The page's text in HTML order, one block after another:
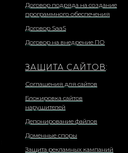
Договор подряда на создание
программного обеспечения
Договор SaaS
Договор на внедрение ПО
ЗАЩИТА САЙТОВ:
Соглашения для сайтов
Блокировка сайтов
нарушителей
Депонирование файлов
Доменные споры
Защита рекламных кампаний